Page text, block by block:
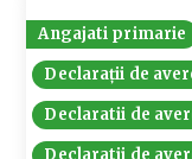
Angajati primarie
Declarații de
Declaratii de
Declaratii de